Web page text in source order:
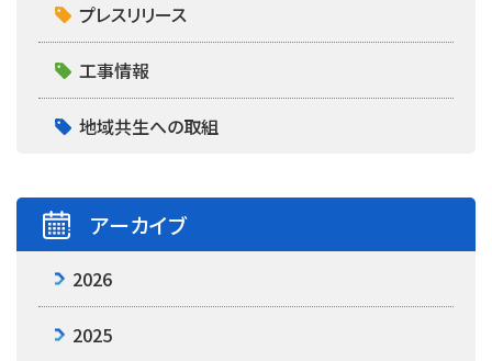
プレスリリース
工事情報
地域共生への取組
アーカイブ
2026
2025